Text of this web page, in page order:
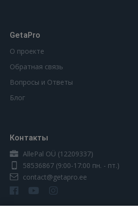
GetaPro
О проекте
Обратная связь
Вопросы и Ответы
Блог
Контакты
AllePal OÜ (12209337)
58536867 (9:00-17:00 пн. - пт.)
contact@getapro.ee